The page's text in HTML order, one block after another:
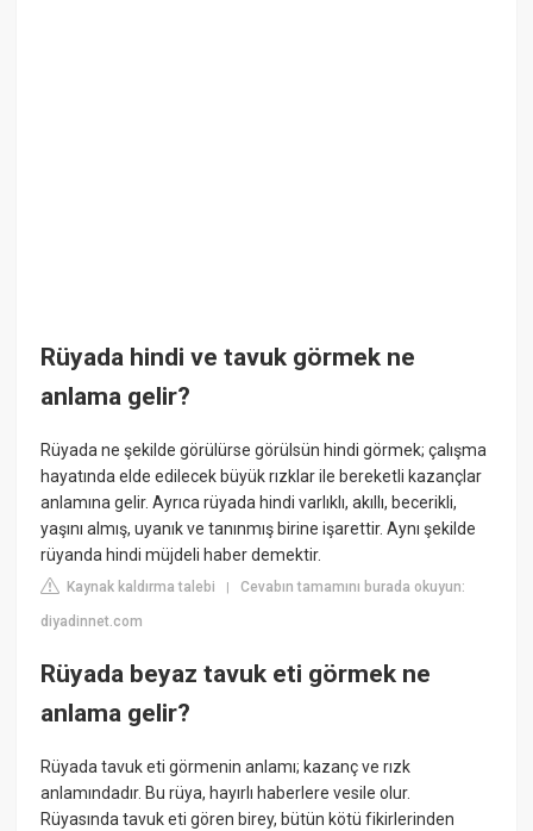
Rüyada hindi ve tavuk görmek ne
anlama gelir?
Rüyada ne şekilde görülürse görülsün hindi görmek; çalışma
hayatında elde edilecek büyük rızklar ile bereketli kazançlar
anlamına gelir. Ayrıca rüyada hindi varlıklı, akıllı, becerikli,
yaşını almış, uyanık ve tanınmış birine işarettir. Aynı şekilde
rüyanda hindi müjdeli haber demektir.
Kaynak kaldırma talebi |Cevabın tamamını burada okuyun:
diyadinnet.com
Rüyada beyaz tavuk eti görmek ne
anlama gelir?
Rüyada tavuk eti görmenin anlamı; kazanç ve rızk
anlamındadır. Bu rüya, hayırlı haberlere vesile olur.
Rüyasında tavuk eti gören birey, bütün kötü fikirlerinden